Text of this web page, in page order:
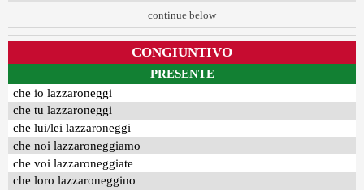
continue below
CONGIUNTIVO
PRESENTE
che io lazzaroneggi
che tu lazzaroneggi
che lui/lei lazzaroneggi
che noi lazzaroneggiamo
che voi lazzaroneggiate
che loro lazzaroneggino